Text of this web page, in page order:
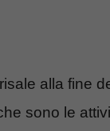
alla fine
sono le